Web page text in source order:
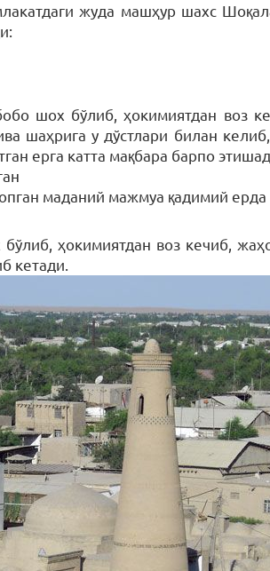
жуда машҳур шахс
шох бўлиб, ҳокимиятдан воз
шаҳрига у дўстлари билан
ерга катта мақбара барпо
маданий мажмуа қадимий ерда
ҳокимиятдан воз кечиб,
кетади.